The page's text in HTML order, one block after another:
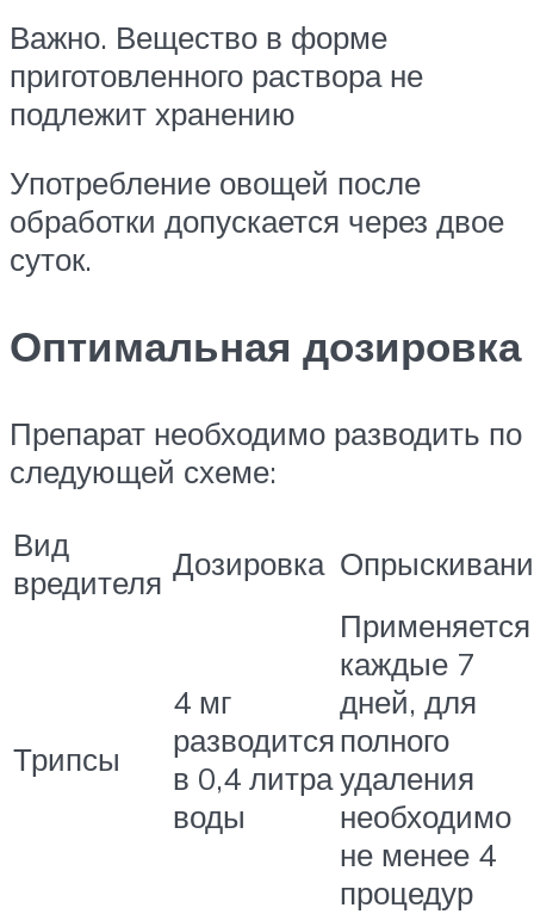
Важно. Вещество в форме
приготовленного раствора не
подлежит хранению
Употребление овощей после
обработки допускается через двое
суток.
Оптимальная дозировка
Препарат необходимо разводить по
следующей схеме:
Вид
вредителя Дозировка
Трипсы
4 мг
разводится
в 0,4 литра
воды
Применяется
каждые 7
дней, для
полного
удаления
необходимо
не менее 4
процедур